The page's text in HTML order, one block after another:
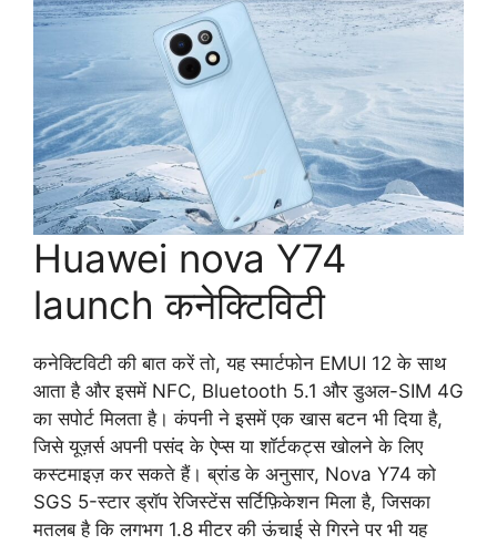
Huawei nova Y74
launch कनेक्टिविटी
कनेक्टिविटी की बात करें तो, यह स्मार्टफोन EMUI 12 के साथ
आता है और इसमें NFC, Bluetooth 5.1 और डुअल-SIM 4G
का सपोर्ट मिलता है। कंपनी ने इसमें एक खास बटन भी दिया है,
जिसे यूज़र्स अपनी पसंद के ऐप्स या शॉर्टकट्स खोलने के लिए
कस्टमाइज़ कर सकते हैं। ब्रांड के अनुसार, Nova Y74 को
SGS 5-स्टार ड्रॉप रेजिस्टेंस सर्टिफ़िकेशन मिला है, जिसका
मतलब है कि लगभग 1.8 मीटर की ऊंचाई से गिरने पर भी यह